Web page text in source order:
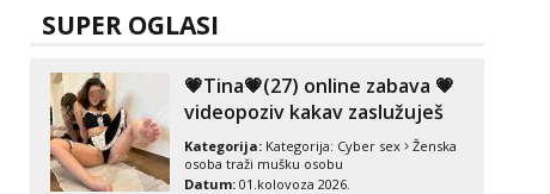
tel:0,93€ - mob:1,12€ min
Liliana
Razgovaram :)
Tel:
tel:0,93€ - mob:1,12€ min
SUPER OGLASI
💗Tina💗(27) online zabava 💗
videopoziv kakav zaslužuješ
Kategorija: Kategorija: Cyber sex
Ženska
osoba traži mušku osobu
Datum: 01.kolovoza 2026.